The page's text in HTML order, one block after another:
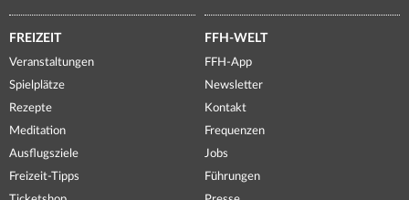
FREIZEIT
Veranstaltungen
Spielplätze
Rezepte
Meditation
Ausflugsziele
Freizeit-Tipps
FFH-WELT
FFH-App
Newsletter
Kontakt
Frequenzen
Jobs
Führungen